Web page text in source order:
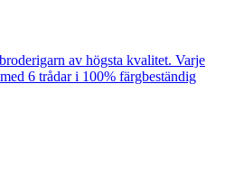
av högsta kvalitet. Varje
6 trådar i 100% färgbeständig